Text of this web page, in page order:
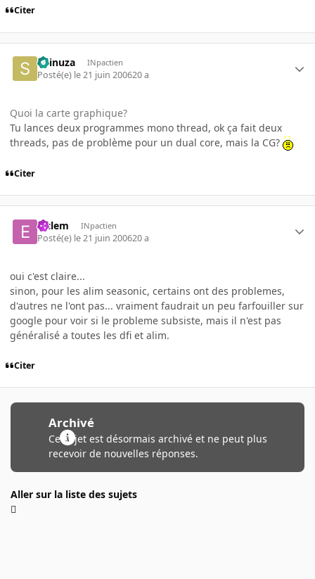
Citer
Shinuza INpactien
Posté(e) le 21 juin 200620 a
Quoi la carte graphique?
Tu lances deux programmes mono thread, ok ça fait deux
threads, pas de problème pour un dual core, mais la CG?
Citer
elclem INpactien
Posté(e) le 21 juin 200620 a
oui c'est claire...
sinon, pour les alim seasonic, certains ont des problemes,
d'autres ne l'ont pas... vraiment faudrait un peu farfouiller sur
google pour voir si le probleme subsiste, mais il n'est pas
généralisé a toutes les dfi et alim.
Citer
Archivé
Ce sujet est désormais archivé et ne peut plus
recevoir de nouvelles réponses.
Aller sur la liste des sujets